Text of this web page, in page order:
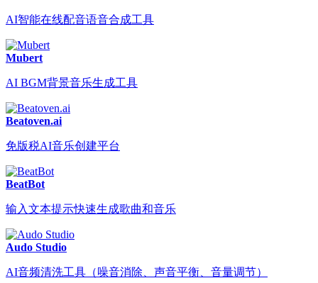
AI智能在线配音语音合成工具
Mubert
AI BGM背景音乐生成工具
Beatoven.ai
免版税AI音乐创建平台
BeatBot
输入文本提示快速生成歌曲和音乐
Audo Studio
AI音频清洗工具（噪音消除、声音平衡、音量调节）